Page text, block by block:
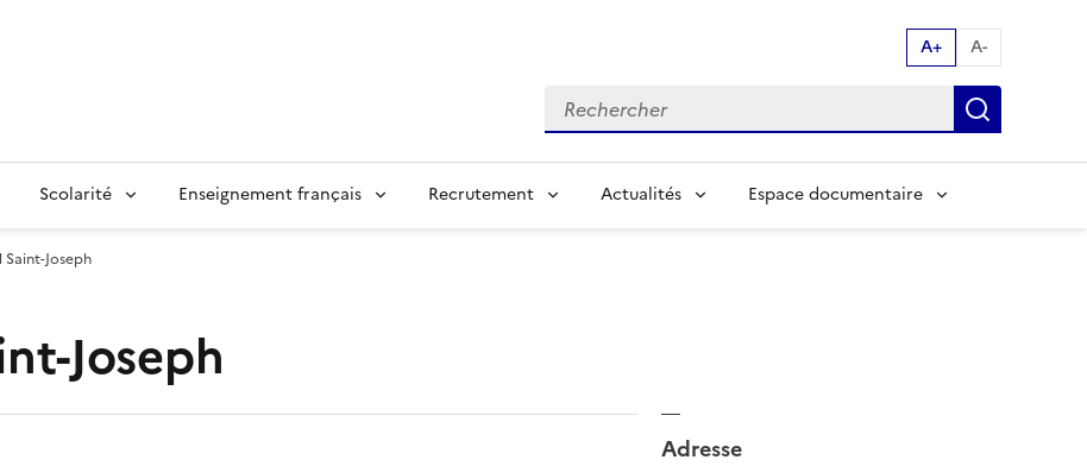
A+ A-
Recherche par mot clés:
Scolarité Enseignement français Recrutement Actualités Espace documentaire
Joseph
Joseph
Adresse